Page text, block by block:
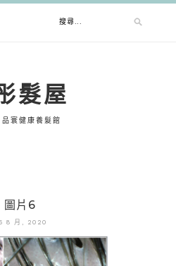
關
髮屋
寰健康養髮館
圖片6
8 月, 2020